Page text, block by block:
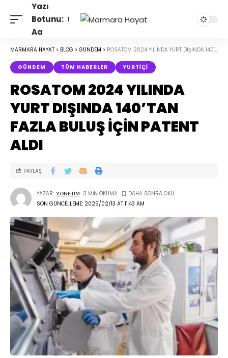
Yazı
Botunu:
Aa
MARMARA HAYAT > BLOG > GÜNDEM > ROSATOM 2024 YILINDA YURT DIŞINDA 140’TAN FAZLA BULUŞ İÇİN PATENT ALDI
GÜNDEM TÜM HABERLER YURTIÇI
ROSATOM 2024 YILINDA
YURT DIŞINDA 140’TAN
FAZLA BULUŞ İÇİN PATENT
ALDI
SON GÜNCELLEME: 2025/02/13 AT 11:43 AM
YAZAR: YONETIM 3 MIN OKUMA
PAYLAŞ